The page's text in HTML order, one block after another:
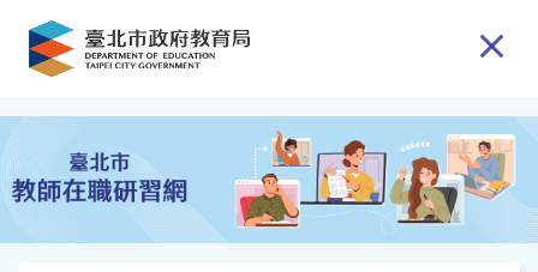
跳到主要內容